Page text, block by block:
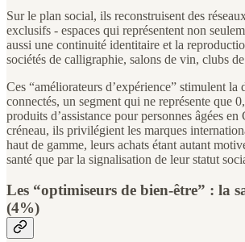
Sur le plan social, ils reconstruisent des
exclusifs - espaces qui représentent non
aussi une continuité identitaire et la
sociétés de calligraphie, salons de vin, clubs
Ces “améliorateurs d’expérience” stimulent la
connectés, un segment qui ne représente que
produits d’assistance pour personnes âgées
créneau, ils privilégient les marques
haut de gamme, leurs achats étant autant
santé que par la signalisation de leur statut
Les “optimiseurs de bien-être” : la
(4%)